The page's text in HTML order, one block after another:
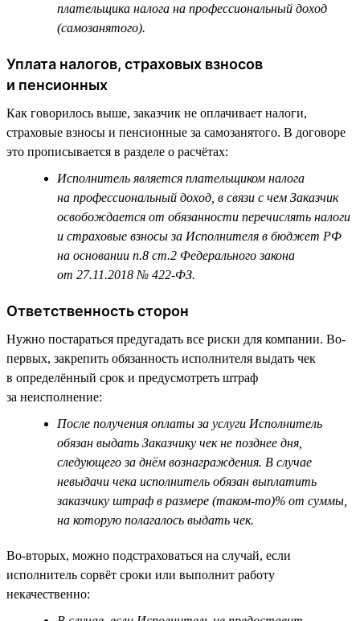
плательщика налога на профессиональный доход
(самозанятого).
Уплата налогов, страховых взносов
и пенсионных
Как говорилось выше, заказчик не оплачивает налоги,
страховые взносы и пенсионные за самозанятого. В договоре
это прописывается в разделе о расчётах:
Исполнитель является плательщиком налога
на профессиональный доход, в связи с чем Заказчик
освобождается от обязанности перечислять налоги
и страховые взносы за Исполнителя в бюджет РФ
на основании п.8 ст.2 Федерального закона
от 27.11.2018 № 422-ФЗ.
Ответственность сторон
Нужно постараться предугадать все риски для компании. Во-
первых, закрепить обязанность исполнителя выдать чек
в определённый срок и предусмотреть штраф
за неисполнение:
После получения оплаты за услуги Исполнитель
обязан выдать Заказчику чек не позднее дня,
следующего за днём вознаграждения. В случае
невыдачи чека исполнитель обязан выплатить
заказчику штраф в размере (таком-то)% от суммы,
на которую полагалось выдать чек.
Во-вторых, можно подстраховаться на случай, если
исполнитель сорвёт сроки или выполнит работу
некачественно: